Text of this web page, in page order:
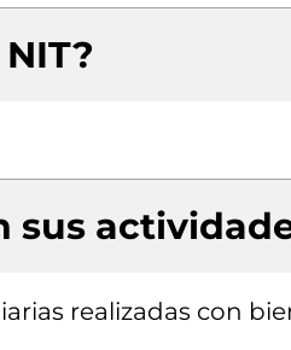
sus
realizadas con